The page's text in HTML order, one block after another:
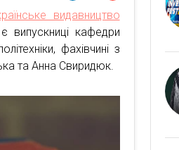
видавництво
випускниці кафедри
фахівчині з
та Анна Свиридюк.